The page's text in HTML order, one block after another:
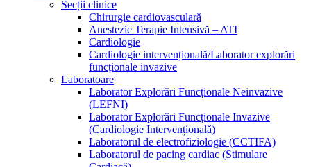
Secții clinice
Chirurgie cardiovasculară
Anestezie Terapie Intensivă – ATI
Cardiologie
Cardiologie intervențională/Laborator explorări
funcționale invazive
Laboratoare
Laborator Explorări Funcționale Neinvazive
(LEFNI)
Laborator Explorări Funcționale Invazive
(Cardiologie Intervențională)
Laboratorul de electrofiziologie (CCTIFA)
Laboratorul de pacing cardiac (Stimulare